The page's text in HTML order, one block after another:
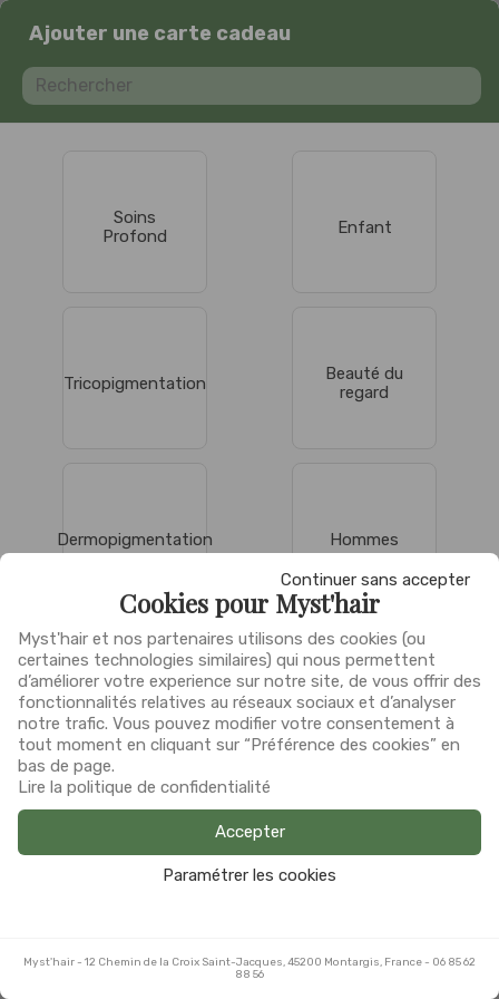
Ajouter une carte cadeau
Soins
Profond
Enfant
Tricopigmentation
Beauté du
regard
Dermopigmentation Hommes
Technique
Femmes
Classiques
Femmes
Chignons
Myst'hair- 12 Chemin de la Croix Saint-Jacques, 45200 Montargis, France- 06 85 62
88 56
Continuer sans accepter
Cookies pour Myst'hair
Myst'hair et nos partenaires utilisons des cookies (ou
certaines technologies similaires) qui nous permettent
d’améliorer votre experience sur notre site, de vous offrir des
fonctionnalités relatives au réseaux sociaux et d’analyser
notre trafic. Vous pouvez modifier votre consentement à
tout moment en cliquant sur “Préférence des cookies” en
bas de page.
Lire la politique de confidentialité
Accepter
Paramétrer les cookies
Myst'hair- 12 Chemin de la Croix Saint-Jacques, 45200 Montargis, France- 06 85 62
88 56